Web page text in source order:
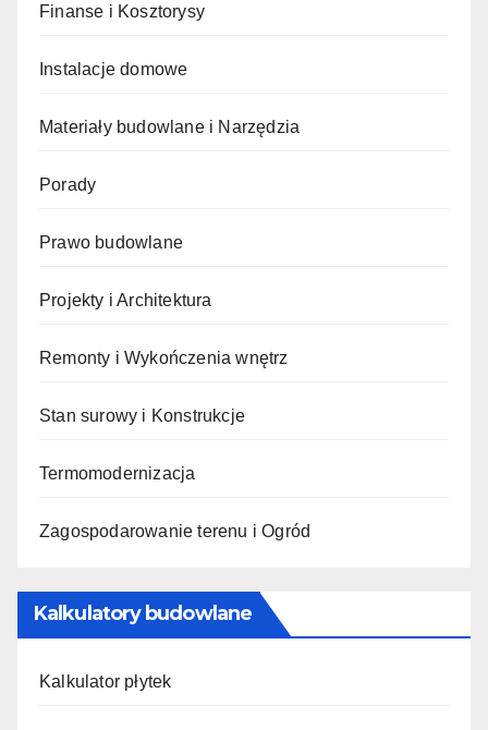
Finanse i Kosztorysy
Instalacje domowe
Materiały budowlane i Narzędzia
Porady
Prawo budowlane
Projekty i Architektura
Remonty i Wykończenia wnętrz
Stan surowy i Konstrukcje
Termomodernizacja
Zagospodarowanie terenu i Ogród
Kalkulatory budowlane
Kalkulator płytek